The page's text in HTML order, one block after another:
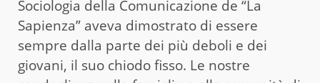
Sociologia della Comunicazione de “La
Sapienza” aveva dimostrato di essere
sempre dalla parte dei più deboli e dei
giovani, il suo chiodo fisso. Le nostre